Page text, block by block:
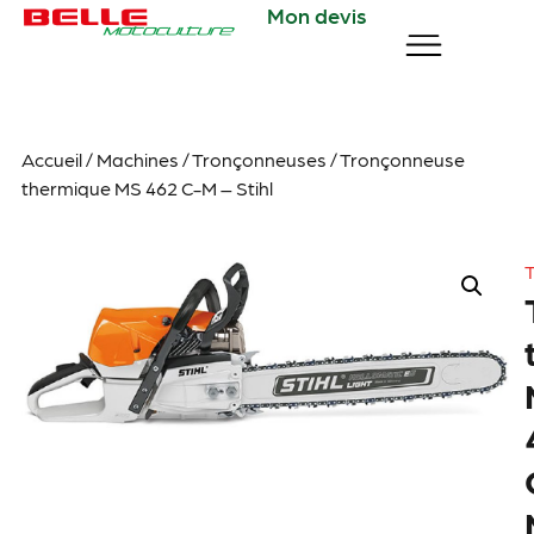
Mon devis
Accueil/ Machines /Tronçonneuses / Tronçonneuse
thermique MS 462 C-M – Stihl